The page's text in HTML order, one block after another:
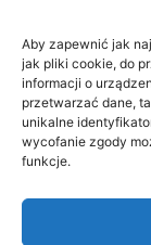
Aby zapewnić jak
jak pliki cookie, do
informacji o
przetwarzać dane,
unikalne
wycofanie zgody
funkcje.